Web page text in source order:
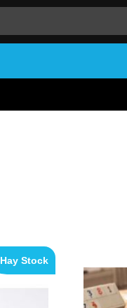
Hay Stock